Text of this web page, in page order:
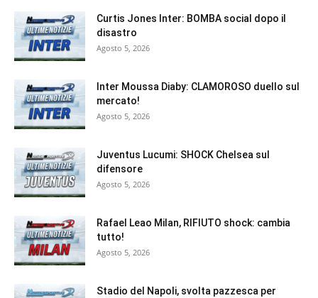
Curtis Jones Inter: BOMBA social dopo il
disastro
Agosto 5, 2026
Inter Moussa Diaby: CLAMOROSO duello sul
mercato!
Agosto 5, 2026
Juventus Lucumi: SHOCK Chelsea sul
difensore
Agosto 5, 2026
Rafael Leao Milan, RIFIUTO shock: cambia
tutto!
Agosto 5, 2026
Stadio del Napoli, svolta pazzesca per